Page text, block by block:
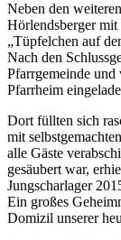
Neben den
Hörlendsberger mit
„Tüpfelchen auf
Nach den
Pfarrgemeinde
Pfarrheim
Dort füllten sich
mit
alle Gäste
gesäubert war,
Jungscharlager
Ein großes
Domizil unserer